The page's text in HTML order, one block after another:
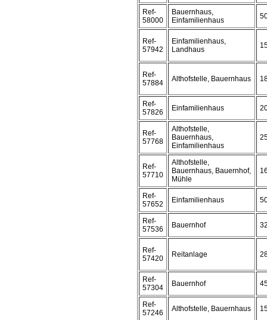
Ref-
58000
Bauernhaus,
Einfamilienhaus
Ref-
57942
Einfamilienhaus,
Landhaus
Ref-
57884
Althofstelle, Bauernhaus
Ref-
57826
Einfamilienhaus
Ref-
57768
Althofstelle,
Bauernhaus,
Einfamilienhaus
Ref-
57710
Althofstelle,
Bauernhaus, Bauernhof,
Mühle
Ref-
57652
Einfamilienhaus
Ref-
57536
Bauernhof
Ref-
57420
Reitanlage
Ref-
57304
Bauernhof
Ref-
57246
Althofstelle, Bauernhaus